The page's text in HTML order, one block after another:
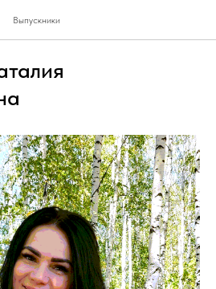
Выпускники